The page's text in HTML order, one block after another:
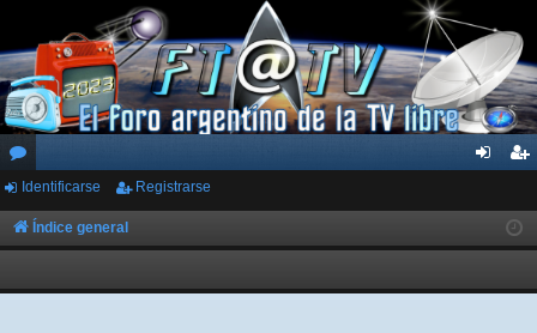
or
os
ar
ist
rs
Identificarse Registrarse
Índice general